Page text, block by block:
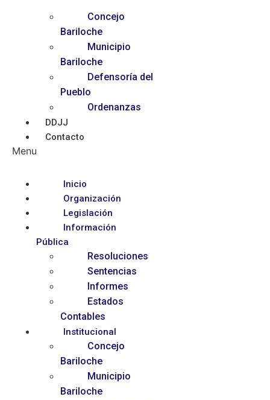
Concejo
Bariloche
Municipio
Bariloche
Defensoría del
Pueblo
Ordenanzas
DDJJ
Contacto
Menu
Inicio
Organización
Legislación
Información
Pública
Resoluciones
Sentencias
Informes
Estados
Contables
Institucional
Concejo
Bariloche
Municipio
Bariloche